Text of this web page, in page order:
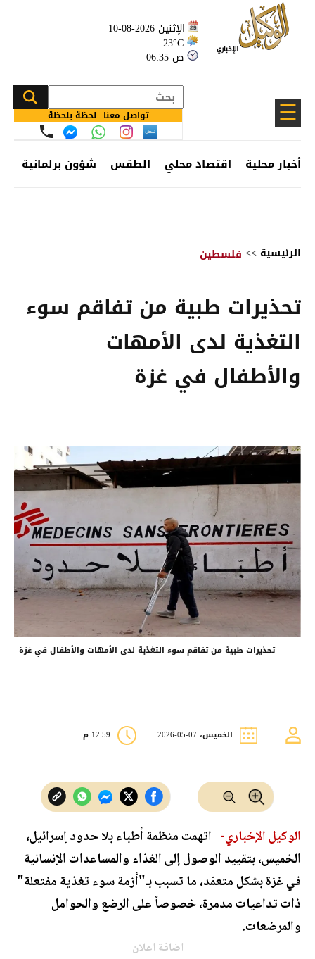
الإثنين 2026-08-10
23°C
06:35 ص
☰ تواصل معنا.. لحظة بلحظة
أخبار محلية اقتصاد محلي الطقس شؤون برلمانية
الرئيسية >> فلسطين
تحذيرات طبية من تفاقم سوء
التغذية لدى الأمهات
والأطفال في غزة
تحذيرات طبية من تفاقم سوء التغذية لدى الأمهات والأطفال في غزة
الخميس، 07-05-2026 12:59 م
الوكيل الإخباري- اتهمت منظمة أطباء بلا حدود إسرائيل،
الخميس، بتقييد الوصول إلى الغذاء والمساعدات الإنسانية
في غزة بشكل متعمّد، ما تسبب بـ"أزمة سوء تغذية مفتعلة"
ذات تداعيات مدمرة، خصوصاً على الرضع والحوامل
والمرضعات.
اضافة اعلان